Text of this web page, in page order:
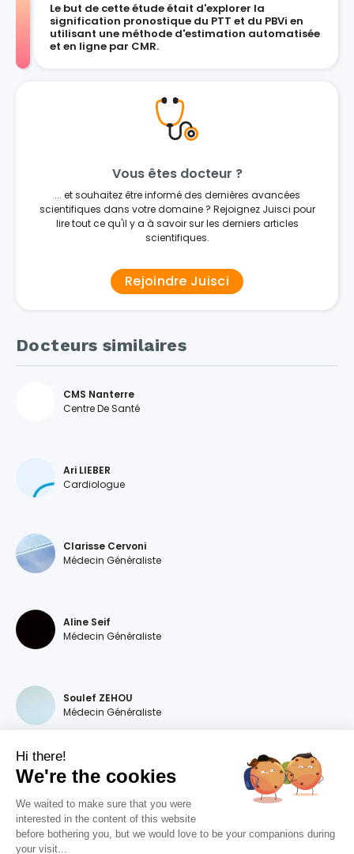
Le but de cette étude était d'explorer la
signification pronostique du PTT et du PBVi en
utilisant une méthode d'estimation automatisée
et en ligne par CMR.
Vous êtes docteur ?
... et souhaitez être informé des dernières avancées
scientifiques dans votre domaine ? Rejoignez Juisci pour
lire tout ce qu'il y a à savoir sur les derniers articles
scientifiques.
Rejoindre Juisci
Docteurs similaires
CMS Nanterre
Centre De Santé
Ari LIEBER
Cardiologue
Clarisse Cervoni
Médecin Généraliste
Aline Seif
Médecin Généraliste
Soulef ZEHOU
Médecin Généraliste
Magdalena DEVILLERS
Diana MOURAO BALSA
Hi there!
We're the cookies
We waited to make sure that you were
interested in the content of this website
before bothering you, but we would love to be your companions during
your visit...